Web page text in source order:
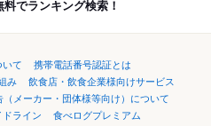
でランキング検索！
いて
携帯電話番号認証とは
み
飲食店・飲食企業様向けサービス
（メーカー・団体様等向け）について
ドライン
食べログプレミアム